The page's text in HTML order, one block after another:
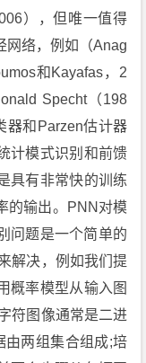
），但唯一值得
网络，例如（Anag
和Kayafas，2
Specht（198
器和Parzen估计器
计模式识别和前馈
具有非常快的训练
的输出。PNN对模
问题是一个简单的
解决，例如我们提
概率模型从输入图
符图像通常是二进
由两组集合组成;培